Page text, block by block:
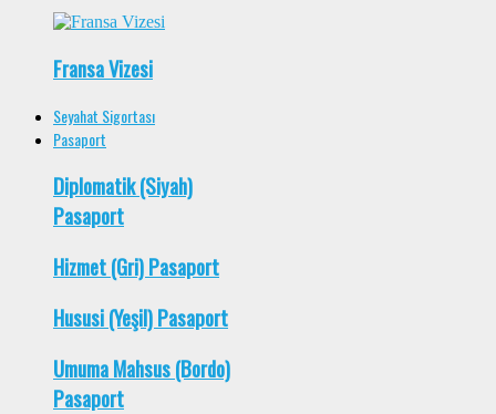
Fransa Vizesi
Seyahat Sigortası
Pasaport
Diplomatik (Siyah)
Pasaport
Hizmet (Gri) Pasaport
Hususi (Yeşil) Pasaport
Umuma Mahsus (Bordo)
Pasaport